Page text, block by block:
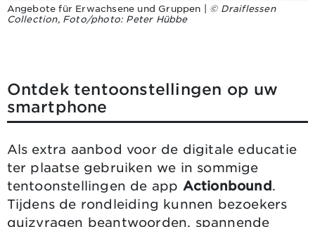
Angebote für Erwachsene und Gruppen | © Draiflessen
Collection, Foto/photo: Peter Hübbe
Ontdek tentoonstellingen op uw
smartphone
Als extra aanbod voor de digitale educatie
ter plaatse gebruiken we in sommige
tentoonstellingen de app Actionbound.
Tijdens de rondleiding kunnen bezoekers
quizvragen beantwoorden, spannende